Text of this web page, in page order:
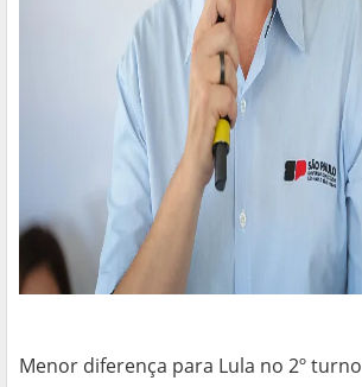
Menor diferença para Lula no 2º turno